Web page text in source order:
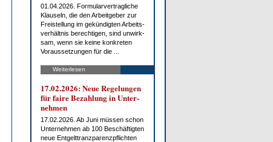
01.04.2026. For­mu­lar­ver­trag­li­che
Klau­seln, die den Ar­beit­ge­ber zur
Frei­stel­lung im ge­kün­dig­ten Ar­beits­
ver­hält­nis be­rech­ti­gen, sind un­wirk­
sam, wenn sie kei­ne kon­kre­ten
Vor­aus­set­zun­gen für die ...
Weiterlesen
17.02.2026: Neue Re­ge­lun­gen
für fai­re Be­zah­lung in Un­ter­
neh­men
17.02.2026. Ab Ju­ni müs­sen schon
Un­ter­neh­men ab 100 Be­schäf­tig­ten
neue Ent­gelt­tranz­pa­renz­pflich­ten